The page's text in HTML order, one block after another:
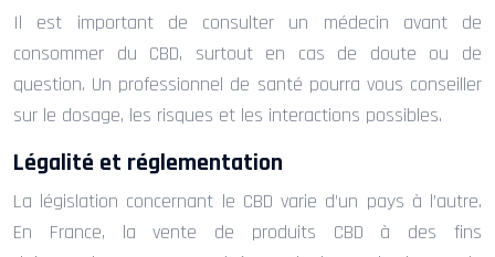
Il est important de consulter un médecin avant de
consommer du CBD, surtout en cas de doute ou de
question. Un professionnel de santé pourra vous conseiller
sur le dosage, les risques et les interactions possibles.
Légalité et réglementation
La législation concernant le CBD varie d’un pays à l’autre.
En France, la vente de produits CBD à des fins